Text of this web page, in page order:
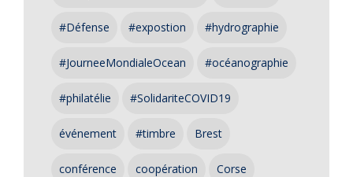
#Défense #expostion #hydrographie
#JourneeMondialeOcean #océanographie
#philatélie #SolidariteCOVID19
événement #timbre Brest
conférence coopération Corse